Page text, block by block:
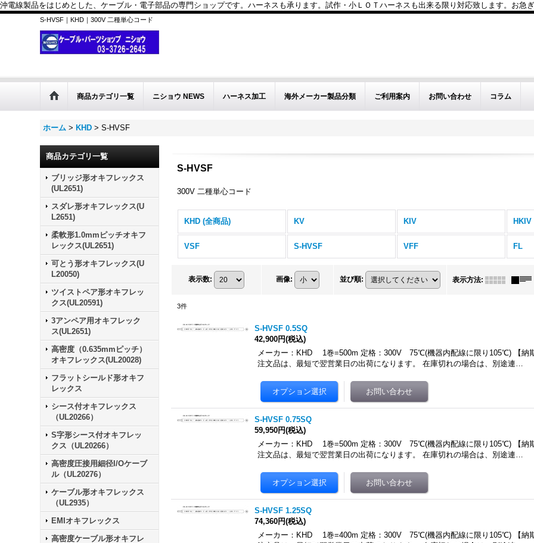
沖電線製品をはじめとした、ケーブル・電子部品の専門ショップです。ハーネスも承ります。試作・小ＬＯＴハーネスも出来る限り対応致します。お急
S-HVSF｜KHD｜300V 二種単心コード
商品カテゴリ一覧 ニショウ NEWS ハーネス加工 海外メーカー製品分類 ご利用案内 お問い合わせ コラム
ホーム > KHD > S-HVSF
商品カテゴリ一覧
ブリッジ形オキフレックス
(UL2651)
スダレ形オキフレックス(U
L2651)
柔軟形1.0mmピッチオキフ
レックス(UL2651)
可とう形オキフレックス(U
L20050)
ツイストペア形オキフレッ
クス(UL20591)
3アンペア用オキフレック
ス(UL2651)
高密度（0.635mmピッチ）
オキフレックス(UL20028)
フラットシールド形オキフ
レックス
シース付オキフレックス
（UL20266）
S字形シース付オキフレッ
クス（UL20266）
高密度圧接用細径I/Oケーブ
ル（UL20276）
ケーブル形オキフレックス
（UL2935）
EMIオキフレックス
高密度ケーブル形オキフレ
S-HVSF
300V 二種単心コード
KHD (全商品) KV KIV HKIV
VSF S-HVSF VFF FL
表示数: 画像: 並び順: 表示方法:
3件
S-HVSF 0.5SQ
42,900円(税込)
メーカー：KHD 1巻=500m 定格：300V 75℃(機器内配線に限り105℃) 【納
注文品は、最短で翌営業日の出荷になります。 在庫切れの場合は、別途連…
S-HVSF 0.75SQ
59,950円(税込)
メーカー：KHD 1巻=500m 定格：300V 75℃(機器内配線に限り105℃) 【納
注文品は、最短で翌営業日の出荷になります。 在庫切れの場合は、別途連…
S-HVSF 1.25SQ
74,360円(税込)
メーカー：KHD 1巻=400m 定格：300V 75℃(機器内配線に限り105℃) 【納